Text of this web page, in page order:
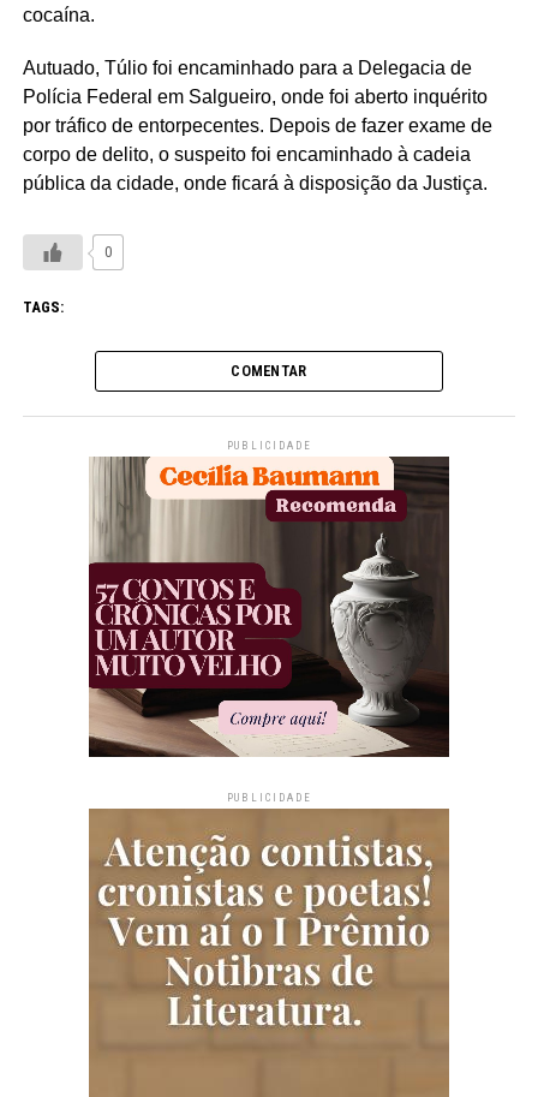
cocaína.
Autuado, Túlio foi encaminhado para a Delegacia de
Polícia Federal em Salgueiro, onde foi aberto inquérito
por tráfico de entorpecentes. Depois de fazer exame de
corpo de delito, o suspeito foi encaminhado à cadeia
pública da cidade, onde ficará à disposição da Justiça.
0
TAGS:
COMENTAR
PUBLICIDADE
PUBLICIDADE